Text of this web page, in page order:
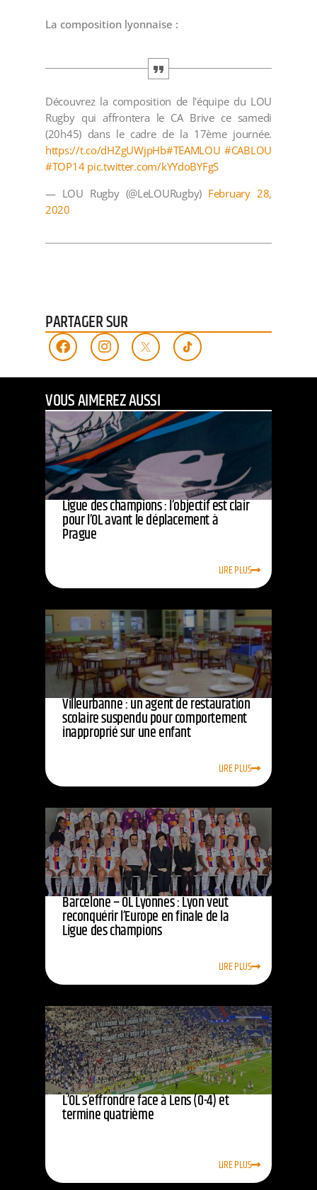
La composition lyonnaise :
Découvrez la composition de l'équipe du LOU
Rugby qui affrontera le CA Brive ce samedi
(20h45) dans le cadre de la 17ème journée.
https://t.co/dHZgUWjpHb#TEAMLOU #CABLOU
#TOP14 pic.twitter.com/kYYdoBYFgS
— LOU Rugby (@LeLOURugby) February 28,
2020
PARTAGER SUR
VOUS AIMEREZ AUSSI
Ligue des champions : l’objectif est clair
pour l’OL avant le déplacement à
Prague
LIRE PLUS
Villeurbanne : un agent de restauration
scolaire suspendu pour comportement
inapproprié sur une enfant
LIRE PLUS
Barcelone – OL Lyonnes : Lyon veut
reconquérir l’Europe en finale de la
Ligue des champions
LIRE PLUS
L’OL s’effrondre face à Lens (0-4) et
termine quatrième
LIRE PLUS